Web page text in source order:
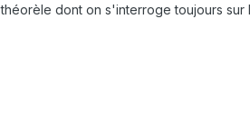
théorèle dont on s'interroge toujours